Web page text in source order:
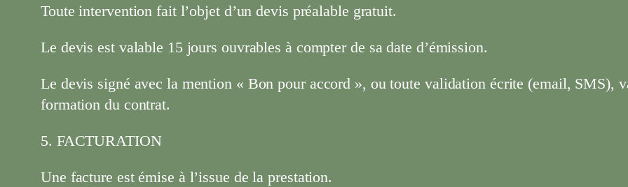
Toute intervention fait l’objet d’un devis préalable gratuit.
Le devis est valable 15 jours ouvrables à compter de sa date d’émission.
Le devis signé avec la mention « Bon pour accord », ou toute validation écrite (email, SMS),
formation du contrat.
5. FACTURATION
Une facture est émise à l’issue de la prestation.